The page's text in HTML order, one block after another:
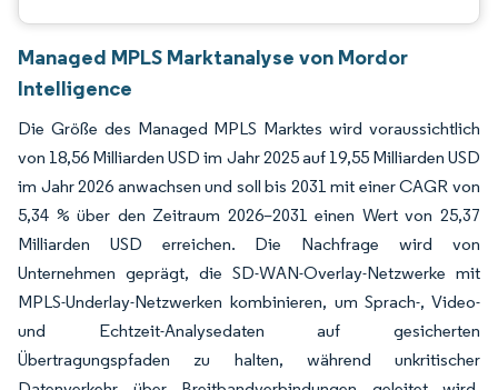
Managed MPLS Marktanalyse von Mordor
Intelligence
Die Größe des Managed MPLS Marktes wird voraussichtlich
von 18,56 Milliarden USD im Jahr 2025 auf 19,55 Milliarden USD
im Jahr 2026 anwachsen und soll bis 2031 mit einer CAGR von
5,34 % über den Zeitraum 2026–2031 einen Wert von 25,37
Milliarden USD erreichen. Die Nachfrage wird von
Unternehmen geprägt, die SD-WAN-Overlay-Netzwerke mit
MPLS-Underlay-Netzwerken kombinieren, um Sprach-, Video-
und Echtzeit-Analysedaten auf gesicherten
Übertragungspfaden zu halten, während unkritischer